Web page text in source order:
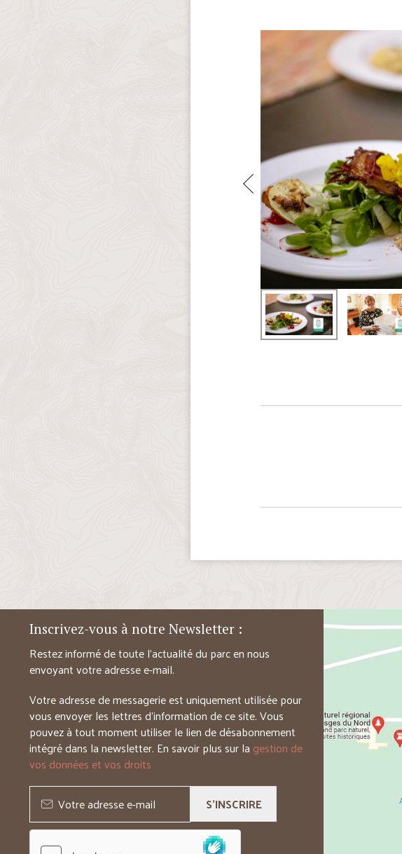
Inscrivez-vous à notre Newsletter :
Restez informé de toute l’actualité du parc en nous
envoyant votre adresse e-mail.
Votre adresse de messagerie est uniquement utilisée pour
vous envoyer les lettres d’information de ce site. Vous
pouvez à tout moment utiliser le lien de désabonnement
intégré dans la newsletter. En savoir plus sur la gestion de
vos données et vos droits
S'INSCRIRE